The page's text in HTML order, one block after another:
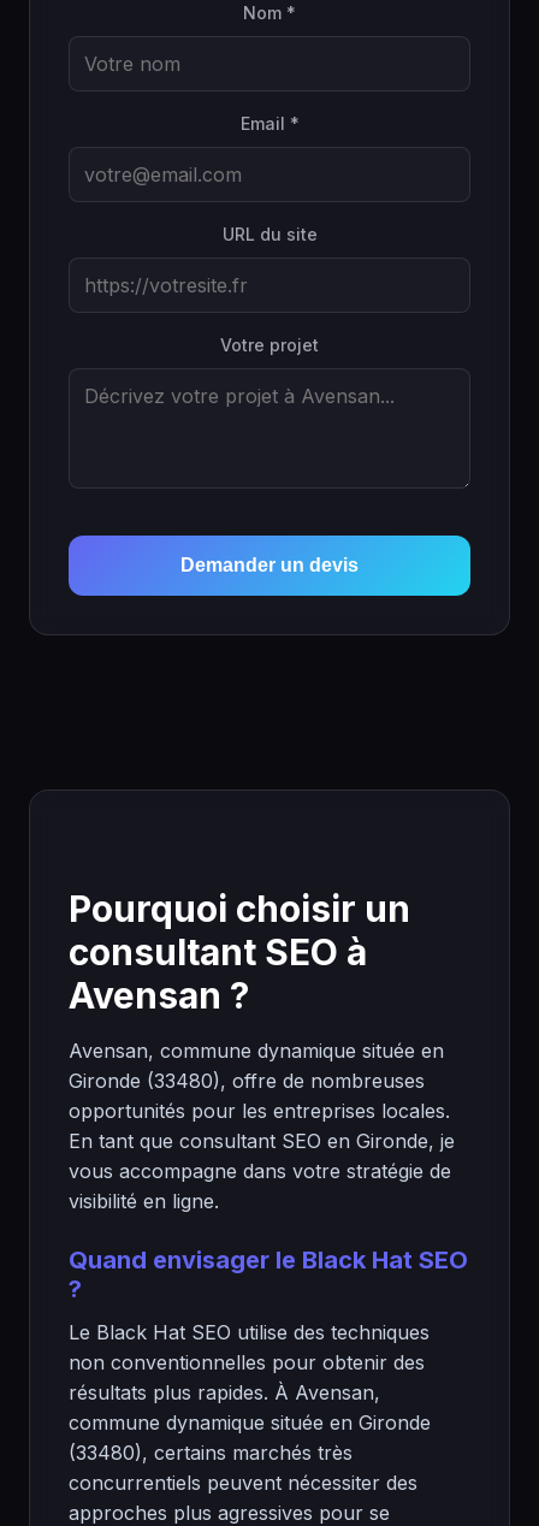
Nom *
Email *
URL du site
Votre projet
Demander un devis
Pourquoi choisir un
consultant SEO à
Avensan ?
Avensan, commune dynamique située en
Gironde (33480), offre de nombreuses
opportunités pour les entreprises locales.
En tant que consultant SEO en Gironde, je
vous accompagne dans votre stratégie de
visibilité en ligne.
Quand envisager le Black Hat SEO
?
Le Black Hat SEO utilise des techniques
non conventionnelles pour obtenir des
résultats plus rapides. À Avensan,
commune dynamique située en Gironde
(33480), certains marchés très
concurrentiels peuvent nécessiter des
approches plus agressives pour se